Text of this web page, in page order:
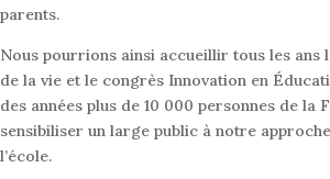
parents.
Nous pourrions ainsi accueillir tous les ans
de la vie et le congrès Innovation en
des années plus de 10 000 personnes de la
sensibiliser un large public à notre
l’école.